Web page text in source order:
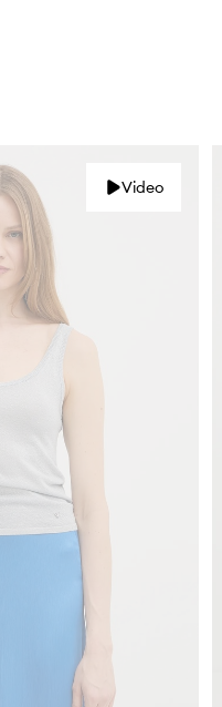
Video